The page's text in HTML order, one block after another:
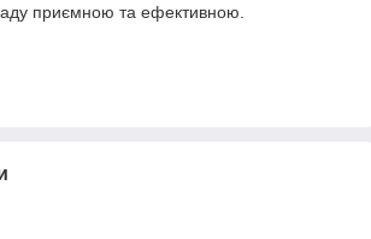
приємною та ефективною.